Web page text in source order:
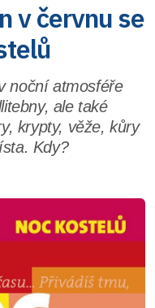
v červnu se
noční atmosféře
ale také
krypty, věže, kůry
Kdy?